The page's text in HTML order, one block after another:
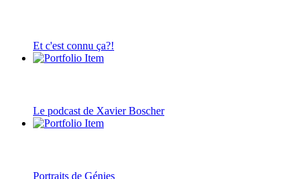
Et c'est connu ça?!
Le podcast de Xavier Boscher
Portraits de Génies